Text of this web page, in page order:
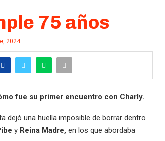
75 años
2024
fue su primer encuentro con Charly.
dejó una huella imposible de borrar dentro
y Reina Madre, en los que abordaba